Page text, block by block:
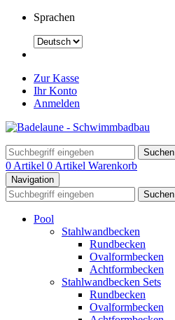
Sprachen
Zur Kasse
Ihr Konto
Anmelden
Suchen
0 Artikel 0 Artikel Warenkorb
Navigation
Suchen
Pool
Stahlwandbecken
Rundbecken
Ovalformbecken
Achtformbecken
Stahlwandbecken Sets
Rundbecken
Ovalformbecken